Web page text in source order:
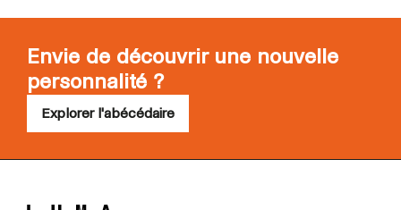
Envie de découvrir une nouvelle
personnalité ?
Explorer l'abécédaire